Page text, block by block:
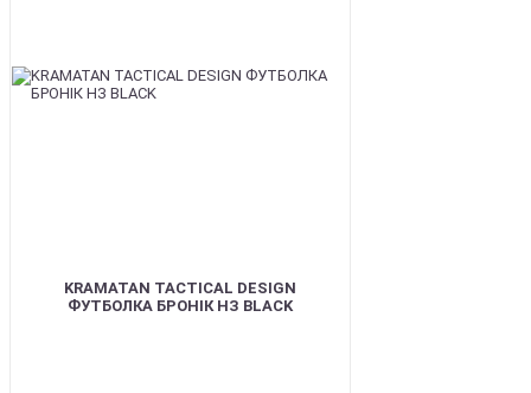
KRAMATAN TACTICAL DESIGN
ФУТБОЛКА БРОНІК НЗ BLACK